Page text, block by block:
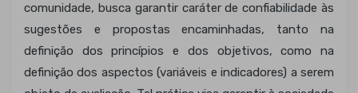
comunidade, busca garantir caráter de confiabilidade às
sugestões e propostas encaminhadas, tanto na
definição dos princípios e dos objetivos, como na
definição dos aspectos (variáveis e indicadores) a serem